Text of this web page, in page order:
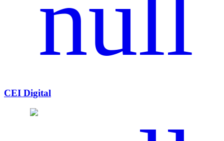
CEI Digital